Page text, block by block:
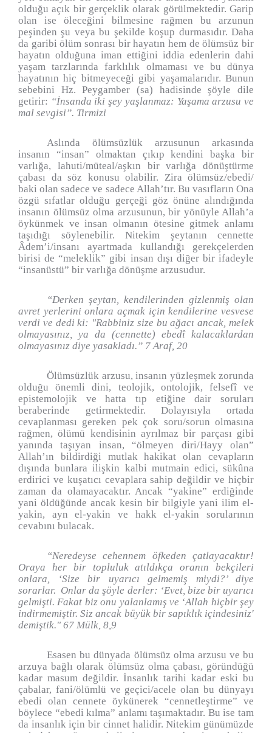
olduğu açık bir gerçeklik olarak görülmektedir. Garip
olan ise öleceğini bilmesine rağmen bu arzunun
peşinden şu veya bu şekilde koşup durmasıdır. Daha
da garibi ölüm sonrası bir hayatın hem de ölümsüz bir
hayatın olduğuna iman ettiğini iddia edenlerin dahi
yaşam tarzlarında farklılık olmaması ve bu dünya
hayatının hiç bitmeyeceği gibi yaşamalarıdır. Bunun
sebebini Hz. Peygamber (sa) hadisinde şöyle dile
getirir: “İnsanda iki şey yaşlanmaz: Yaşama arzusu ve
mal sevgisi”. Tirmizi
Aslında ölümsüzlük arzusunun arkasında
insanın “insan” olmaktan çıkıp kendini başka bir
varlığa, lahuti/müteal/aşkın bir varlığa dönüştürme
çabası da söz konusu olabilir. Zira ölümsüz/ebedi/
baki olan sadece ve sadece Allah’tır. Bu vasıfların Ona
özgü sıfatlar olduğu gerçeği göz önüne alındığında
insanın ölümsüz olma arzusunun, bir yönüyle Allah’a
öykünmek ve insan olmanın ötesine gitmek anlamı
taşıdığı söylenebilir. Nitekim şeytanın cennette
Âdem’i/insanı ayartmada kullandığı gerekçelerden
birisi de “meleklik” gibi insan dışı diğer bir ifadeyle
“insanüstü” bir varlığa dönüşme arzusudur.
“Derken şeytan, kendilerinden gizlenmiş olan
avret yerlerini onlara açmak için kendilerine vesvese
verdi ve dedi ki: "Rabbiniz size bu ağacı ancak, melek
olmayasınız, ya da (cennette) ebedî kalacaklardan
olmayasınız diye yasakladı.” 7 Araf, 20
Ölümsüzlük arzusu, insanın yüzleşmek zorunda
olduğu önemli dini, teolojik, ontolojik, felsefî ve
epistemolojik ve hatta tıp etiğine dair soruları
beraberinde getirmektedir. Dolayısıyla ortada
cevaplanması gereken pek çok soru/sorun olmasına
rağmen, ölümü kendisinin ayrılmaz bir parçası gibi
yanında taşıyan insan, “ölmeyen diri/Hayy olan”
Allah’ın bildirdiği mutlak hakikat olan cevapların
dışında bunlara ilişkin kalbi mutmain edici, sükûna
erdirici ve kuşatıcı cevaplara sahip değildir ve hiçbir
zaman da olamayacaktır. Ancak “yakine” erdiğinde
yani öldüğünde ancak kesin bir bilgiyle yani ilim el-
yakin, ayn el-yakin ve hakk el-yakin sorularının
cevabını bulacak.
“Neredeyse cehennem öfkeden çatlayacaktır!
Oraya her bir topluluk atıldıkça oranın bekçileri
onlara, ‘Size bir uyarıcı gelmemiş miydi?’ diye
sorarlar. Onlar da şöyle derler: ‘Evet, bize bir uyarıcı
gelmişti. Fakat biz onu yalanlamış ve ‘Allah hiçbir şey
indirmemiştir. Siz ancak büyük bir sapıklık içindesiniz'
demiştik." 67 Mülk, 8,9
Esasen bu dünyada ölümsüz olma arzusu ve bu
arzuya bağlı olarak ölümsüz olma çabası, göründüğü
kadar masum değildir. İnsanlık tarihi kadar eski bu
çabalar, fani/ölümlü ve geçici/acele olan bu dünyayı
ebedi olan cennete öykünerek “cennetleştirme” ve
böylece “ebedi kılma” anlamı taşımaktadır. Bu ise tam
da insanlık için bir cinnet halidir. Nitekim günümüzde